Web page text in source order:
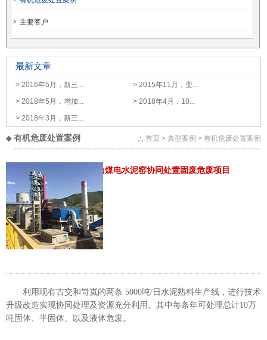
主要客户
最新文章
> 2016年5月，新三...
> 2015年11月，变...
> 2018年5月，增加...
> 2018年4月，10...
> 2018年3月，新三...
◆有机危废处置案例 首页 > 典型案例 > 有机危废处置案例
山西西山煤电水泥窑协同处置固废危废项目
利用现有古交和岢岚的两条 5000吨/日水泥熟料生产线，进行技术
升级改造实现协同处理及资源充分利用。其中每条年可处理总计10万
吨固体、半固体、以及液体危废。